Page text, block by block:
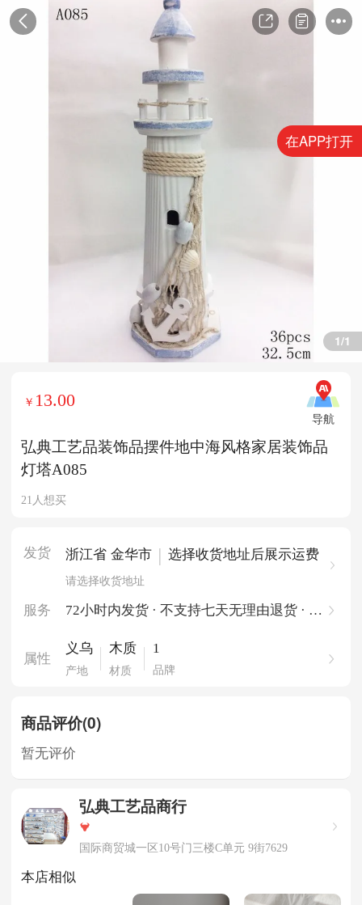
在APP打开
1/1
￥ 13.00
导航
弘典工艺品装饰品摆件地中海风格家居装饰品
灯塔A085
21人想买
发货 浙江省 金华市 | 选择收货地址后展示运费
请选择收货地址
服务
72小时内发货 · 不支持七天无理由退货 · 一
属性
义乌
产地
木质
材质
1
品牌
商品评价(0)
暂无评价
弘典工艺品商行
国际商贸城一区10号门三楼C单元 9街7629
本店相似